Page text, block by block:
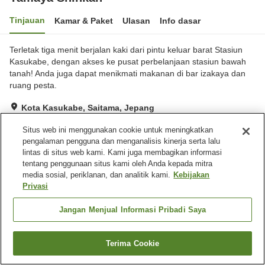
Tinjauan Kamar & Paket Ulasan Info dasar
Terletak tiga menit berjalan kaki dari pintu keluar barat Stasiun
Kasukabe, dengan akses ke pusat perbelanjaan stasiun bawah
tanah! Anda juga dapat menikmati makanan di bar izakaya dan
ruang pesta.
Kota Kasukabe, Saitama, Jepang
Sangat baik Ulasan:104
Fasilitas properti
Tempat parkir
Beranda Jepang Saitama Kota Kasukabe Yamaya Shinkan
Cari kamar
Situs web ini menggunakan cookie untuk meningkatkan
pengalaman pengguna dan menganalisis kinerja serta lalu
lintas di situs web kami. Kami juga membagikan informasi
tentang penggunaan situs kami oleh Anda kepada mitra
media sosial, periklanan, dan analitik kami. Kebijakan
Privasi
Jangan Menjual Informasi Pribadi Saya
Terima Cookie